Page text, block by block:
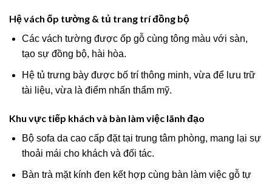
Hệ vách ốp tường & tủ trang trí đồng bộ
Các vách tường được ốp gỗ cùng tông màu với sàn,
tạo sự đồng bộ, hài hòa.
Hệ tủ trưng bày được bố trí thông minh, vừa để lưu trữ
tài liệu, vừa là điểm nhấn thẩm mỹ.
Khu vực tiếp khách và bàn làm việc lãnh đạo
Bộ sofa da cao cấp đặt tại trung tâm phòng, mang lại sự
thoải mái cho khách và đối tác.
Bàn trà mặt kính đen kết hợp cùng bàn làm việc gỗ tự